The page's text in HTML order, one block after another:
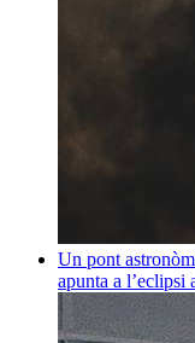
Un pont
apunta a l’eclipsi